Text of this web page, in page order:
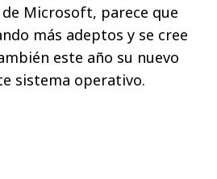
Microsoft, parece que
más adeptos y se cree
este año su nuevo
sistema operativo.